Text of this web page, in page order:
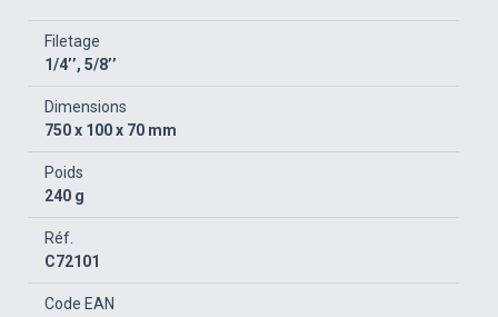
Filetage
1/4’’, 5/8’’
Dimensions
750 x 100 x 70 mm
Poids
240 g
Réf.
C72101
Code EAN